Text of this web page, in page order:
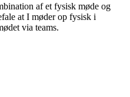
af et fysisk møde og
at I møder op fysisk i
via teams.